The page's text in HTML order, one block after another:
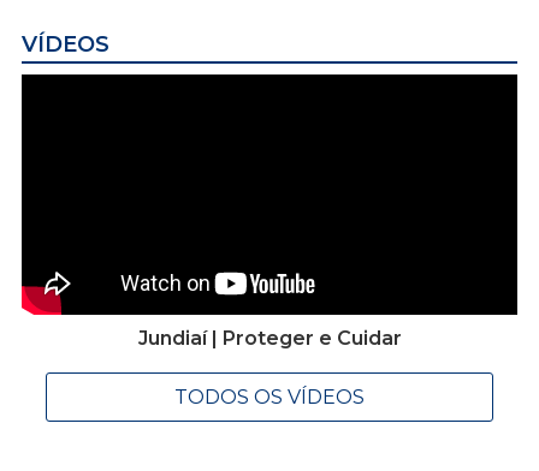
VÍDEOS
Jundiaí | Proteger e Cuidar
TODOS OS VÍDEOS